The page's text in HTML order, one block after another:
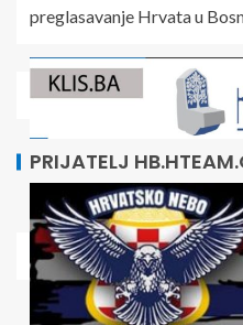
preglasavanje Hrvata u
PRIJATELJ